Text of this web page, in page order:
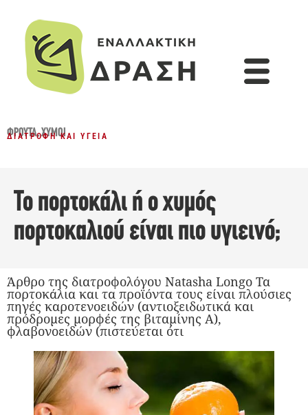
ΦΡΟΎΤΑ,ΧΥΜΟΊ
ΔΙΑΤΡΟΦΉ ΚΑΙ ΥΓΕΊΑ
Το πορτοκάλι ή ο χυμός
πορτοκαλιού είναι πιο υγιεινό;
Άρθρο της διατροφολόγου Natasha Longo Τα
πορτοκάλια και τα προϊόντα τους είναι πλούσιες
πηγές καροτενοειδών (αντιοξειδωτικά και
πρόδρομες μορφές της βιταμίνης Α),
φλαβονοειδών (πιστεύεται ότι